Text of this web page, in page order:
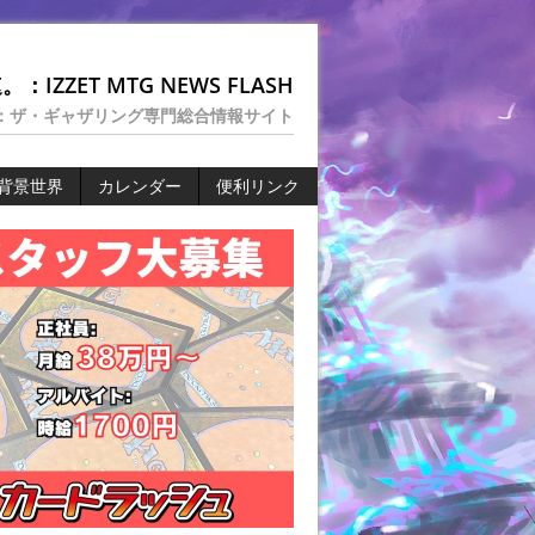
：IZZET MTG NEWS FLASH
ザ・ギャザリング専門総合情報サイト
景世界 カレンダー 便利リンク